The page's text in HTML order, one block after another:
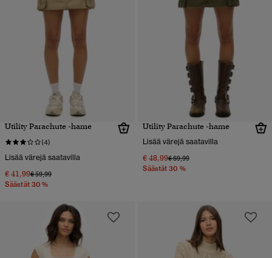
Utility Parachute -hame
(4)
Lisää värejä saatavilla
€ 41,99Hinta alennettu hinnasta
€ 59,99hintaan
Säästät 30 %
Utility Parachute -hame
Lisää värejä saatavilla
€ 48,99Hinta alennettu hinnasta
€ 69,99hintaan
Säästät 30 %